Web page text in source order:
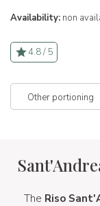
Availability: non
4.8 / 5
The Riso